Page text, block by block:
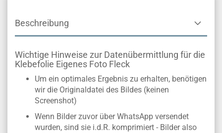
Beschreibung
Wichtige Hinweise zur Datenübermittlung für die
Klebefolie Eigenes Foto Fleck
Um ein optimales Ergebnis zu erhalten, benötigen
wir die Originaldatei des Bildes (keinen
Screenshot)
Wenn Bilder zuvor über WhatsApp versendet
wurden, sind sie i.d.R. komprimiert - Bilder also